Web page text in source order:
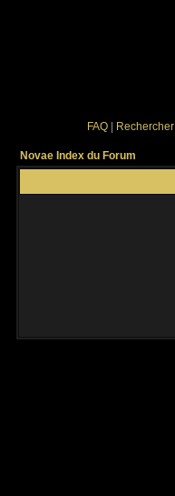
FAQ Rechercher
Novae Index du Forum